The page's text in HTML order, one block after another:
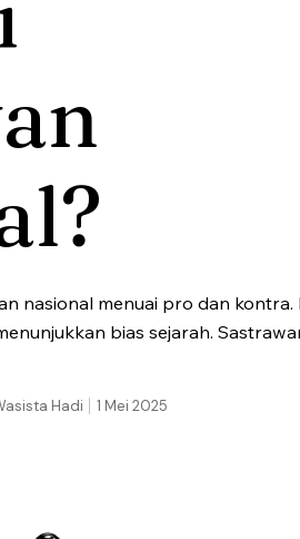
nasional menuai pro dan kontra.
bias sejarah.
1 Mei 2025
Hadi